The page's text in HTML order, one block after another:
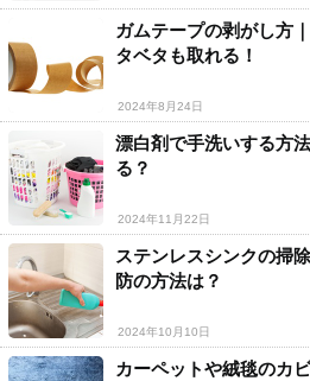
ガムテープの剥がし方
タベタも取れる！
2024年8月24日
漂白剤で手洗いする方
る？
2024年11月22日
ステンレスシンクの掃
防の方法は？
2024年10月10日
カーペットや絨毯のカ